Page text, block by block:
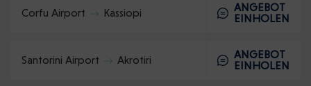
Corfu Airport Kassiopi
ANGEBOT
EINHOLEN
Santorini Airport Akrotiri
ANGEBOT
EINHOLEN